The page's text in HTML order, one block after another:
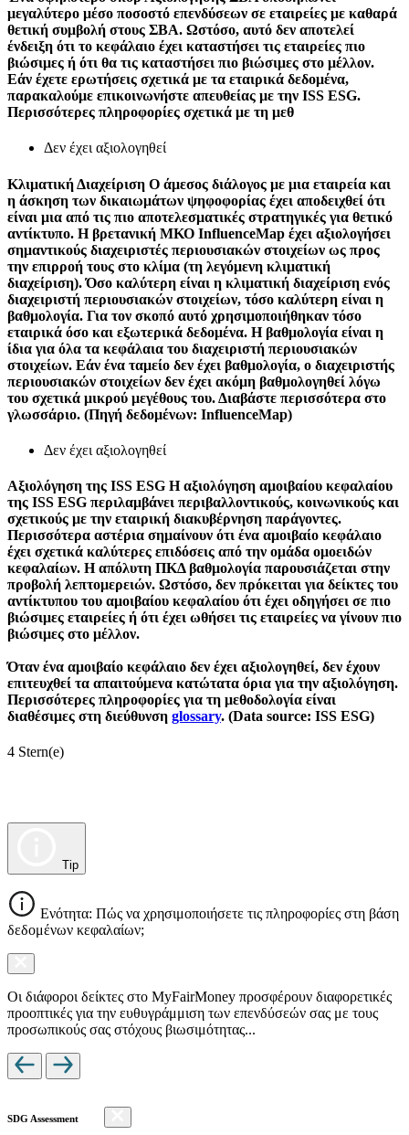
μεγαλύτερο μέσο ποσοστό επενδύσεων σε εταιρείες με καθαρά
θετική συμβολή στους ΣΒΑ. Ωστόσο, αυτό δεν αποτελεί
ένδειξη ότι το κεφάλαιο έχει καταστήσει τις εταιρείες πιο
βιώσιμες ή ότι θα τις καταστήσει πιο βιώσιμες στο μέλλον.
Εάν έχετε ερωτήσεις σχετικά με τα εταιρικά δεδομένα,
παρακαλούμε επικοινωνήστε απευθείας με την ISS ESG.
Περισσότερες πληροφορίες σχετικά με τη μεθ
Δεν έχει αξιολογηθεί
Κλιματική Διαχείριση Ο άμεσος διάλογος με μια εταιρεία και
η άσκηση των δικαιωμάτων ψηφοφορίας έχει αποδειχθεί ότι
είναι μια από τις πιο αποτελεσματικές στρατηγικές για θετικό
αντίκτυπο. Η βρετανική ΜΚΟ InfluenceMap έχει αξιολογήσει
σημαντικούς διαχειριστές περιουσιακών στοιχείων ως προς
την επιρροή τους στο κλίμα (τη λεγόμενη κλιματική
διαχείριση). Όσο καλύτερη είναι η κλιματική διαχείριση ενός
διαχειριστή περιουσιακών στοιχείων, τόσο καλύτερη είναι η
βαθμολογία. Για τον σκοπό αυτό χρησιμοποιήθηκαν τόσο
εταιρικά όσο και εξωτερικά δεδομένα. Η βαθμολογία είναι η
ίδια για όλα τα κεφάλαια του διαχειριστή περιουσιακών
στοιχείων. Εάν ένα ταμείο δεν έχει βαθμολογία, ο διαχειριστής
περιουσιακών στοιχείων δεν έχει ακόμη βαθμολογηθεί λόγω
του σχετικά μικρού μεγέθους του. Διαβάστε περισσότερα στο
γλωσσάριο. (Πηγή δεδομένων: InfluenceMap)
Δεν έχει αξιολογηθεί
Αξιολόγηση της ISS ESG Η αξιολόγηση αμοιβαίου κεφαλαίου
της ISS ESG περιλαμβάνει περιβαλλοντικούς, κοινωνικούς και
σχετικούς με την εταιρική διακυβέρνηση παράγοντες.
Περισσότερα αστέρια σημαίνουν ότι ένα αμοιβαίο κεφάλαιο
έχει σχετικά καλύτερες επιδόσεις από την ομάδα ομοειδών
κεφαλαίων. Η απόλυτη ΠΚΔ βαθμολογία παρουσιάζεται στην
προβολή λεπτομερειών. Ωστόσο, δεν πρόκειται για δείκτες του
αντίκτυπου του αμοιβαίου κεφαλαίου ότι έχει οδηγήσει σε πιο
βιώσιμες εταιρείες ή ότι έχει ωθήσει τις εταιρείες να γίνουν πιο
βιώσιμες στο μέλλον.
Όταν ένα αμοιβαίο κεφάλαιο δεν έχει αξιολογηθεί, δεν έχουν
επιτευχθεί τα απαιτούμενα κατώτατα όρια για την αξιολόγηση.
Περισσότερες πληροφορίες για τη μεθοδολογία είναι
διαθέσιμες στη διεύθυνση glossary. (Data source: ISS ESG)
4 Stern(e)
Tip
Ενότητα: Πώς να χρησιμοποιήσετε τις πληροφορίες στη βάση
δεδομένων κεφαλαίων;
Οι διάφοροι δείκτες στο MyFairMoney προσφέρουν διαφορετικές
προοπτικές για την ευθυγράμμιση των επενδύσεών σας με τους
προσωπικούς σας στόχους βιωσιμότητας...
SDG Assessment